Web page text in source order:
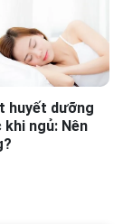
huyết dưỡng
ngủ: Nên